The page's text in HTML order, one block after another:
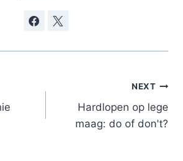
NEXT
Hardlopen op lege
maag: do of don't?